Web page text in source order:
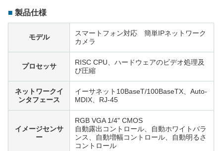
製品仕様
モデル
スマートフォン対応 簡単IPネットワーク
カメラ
プロセッサ
RISC CPU、ハードウェアのビデオ処理及
び圧縮
ネットワークイ
ンタフェース
イーサネット10BaseT/100BaseTX、Auto-
MDIX、RJ-45
イメージセンサ
ー
RGB VGA 1/4" CMOS
自動露出コントロール、自動ホワイトバラ
ンス、自動増幅コントロール、自動明るさ
コントロール